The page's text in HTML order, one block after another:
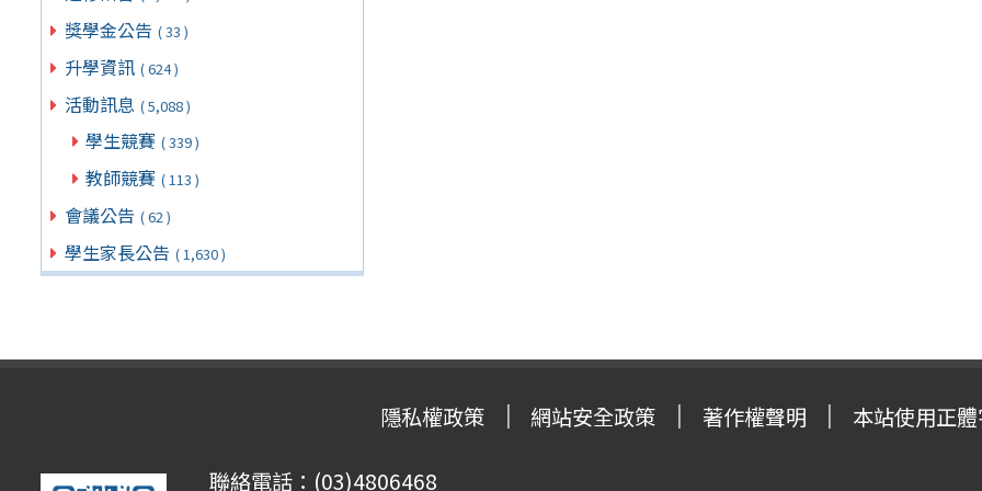
獎學金公告 ( 33 )
升學資訊 ( 624 )
活動訊息 ( 5,088 )
學生競賽 ( 339 )
教師競賽 ( 113 )
會議公告 ( 62 )
學生家長公告 ( 1,630 )
隱私權政策 網站安全政策 著作權聲明 本站使用正
聯絡電話：(03)4806468